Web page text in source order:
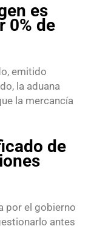
es
0% de
emitido
la aduana
la mercancía
de
por el gobierno
antes